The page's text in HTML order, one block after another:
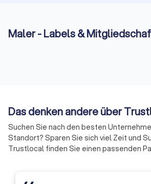
Maler - Labels &
Das denken andere über
Suchen Sie nach den besten
Standort? Sparen Sie sich viel Zeit und
Trustlocal finden Sie einen passenden